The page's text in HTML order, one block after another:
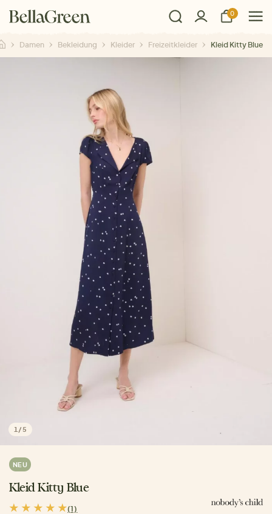
0
Damen Bekleidung Kleider Freizeitkleider Kleid Kitty Blue
1 /5
NEU
Kleid Kitty Blue
(1)